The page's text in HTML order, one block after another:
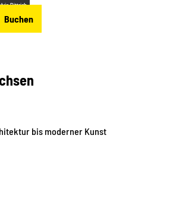
Buchen
Dittrich
bis moderner Kunst